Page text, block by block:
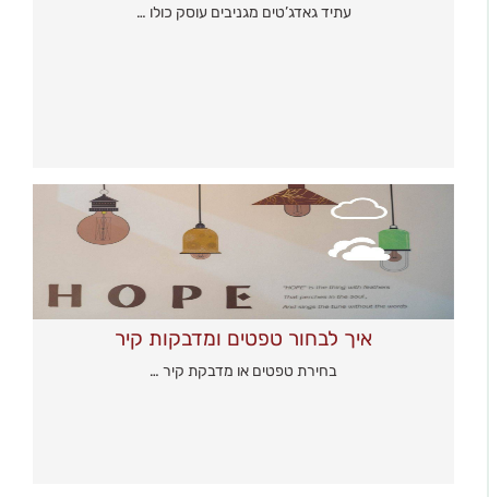
עתיד גאדג’טים מגניבים עוסק כולו …
איך לבחור טפטים ומדבקות קיר
בחירת טפטים או מדבקת קיר …